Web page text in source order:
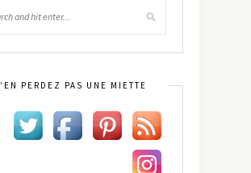
PERDEZ PAS UNE MIETTE